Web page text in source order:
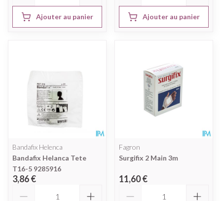
Ajouter au panier Ajouter au panier
Bandafix Helenca
Bandafix Helanca Tete
T16-5 9285916
3,86 €
Fagron
Surgifix 2 Main 3m
11,60 €